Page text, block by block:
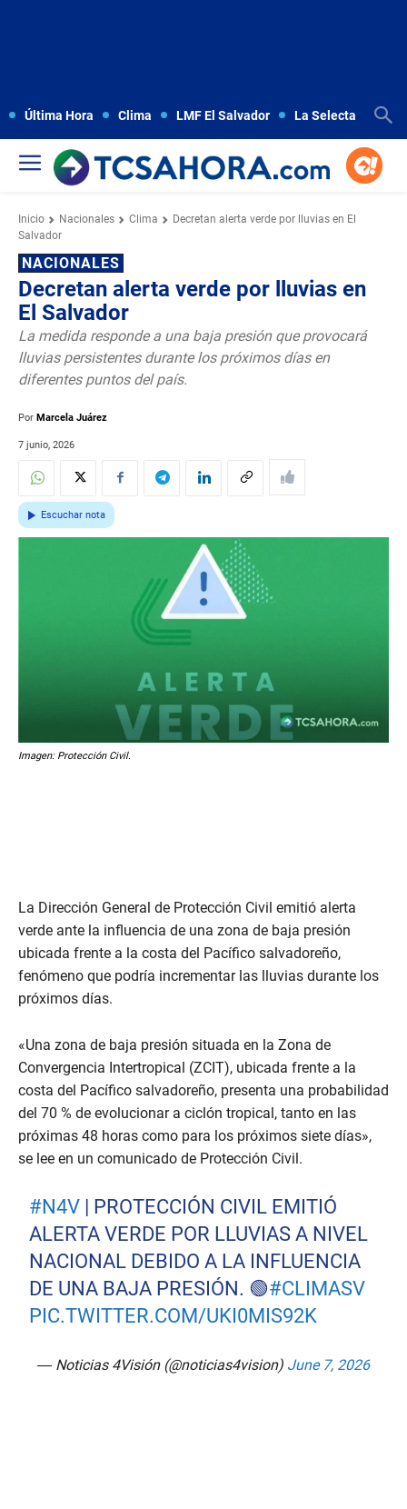
Última Hora Clima LMF El Salvador La Selecta
Inicio Nacionales Clima
Decretan alerta verde por lluvias en El
Salvador
NACIONALES
Decretan alerta verde por lluvias en
El Salvador
La medida responde a una baja presión que provocará
lluvias persistentes durante los próximos días en
diferentes puntos del país.
Por Marcela Juárez
7 junio, 2026
Escuchar nota
Imagen: Protección Civil.
La Dirección General de Protección Civil emitió alerta
verde ante la influencia de una zona de baja presión
ubicada frente a la costa del Pacífico salvadoreño,
fenómeno que podría incrementar las lluvias durante los
próximos días.
«Una zona de baja presión situada en la Zona de
Convergencia Intertropical (ZCIT), ubicada frente a la
costa del Pacífico salvadoreño, presenta una probabilidad
del 70 % de evolucionar a ciclón tropical, tanto en las
próximas 48 horas como para los próximos siete días»,
se lee en un comunicado de Protección Civil.
#N4V | PROTECCIÓN CIVIL EMITIÓ
ALERTA VERDE POR LLUVIAS A NIVEL
NACIONAL DEBIDO A LA INFLUENCIA
DE UNA BAJA PRESIÓN. 🟢#CLIMASV
PIC.TWITTER.COM/UKI0MIS92K
— Noticias 4Visión (@noticias4vision) June 7, 2026